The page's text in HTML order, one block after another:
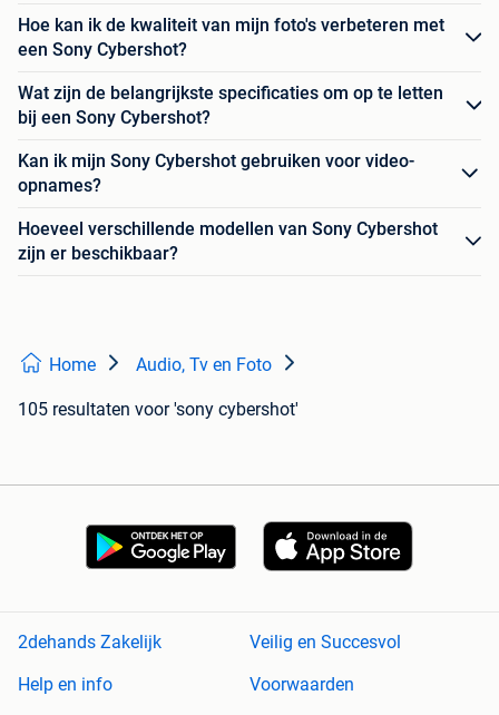
Hoe kan ik de kwaliteit van mijn foto's verbeteren met
een Sony Cybershot?
Wat zijn de belangrijkste specificaties om op te letten
bij een Sony Cybershot?
Kan ik mijn Sony Cybershot gebruiken voor video-
opnames?
Hoeveel verschillende modellen van Sony Cybershot
zijn er beschikbaar?
Home Audio, Tv en Foto
105 resultaten voor 'sony cybershot'
2dehands Zakelijk
Veilig en Succesvol
Help en info
Voorwaarden